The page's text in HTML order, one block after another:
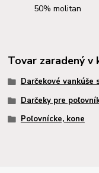
50% molitan
Tovar zaradený v
Darčekové vankúše
Darčeky pre
Poľovnícke, kone